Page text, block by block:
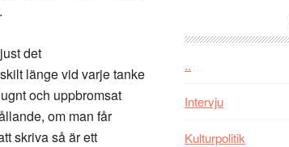
det
länge vid varje tanke
och uppbromsat
om man får
skriva så är ett
..
Intervju
Kulturpolitik